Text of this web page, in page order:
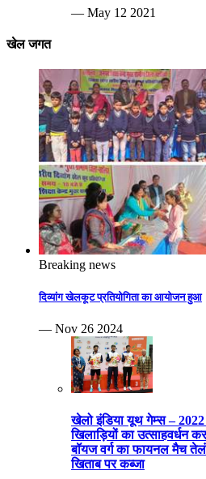
— May 12 2021
खेल जगत
Breaking news
दिव्यांग खेलकूट प्रतियोगिता का आयोजन हुआ
— Nov 26 2024
खेलो इंडिया यूथ गेम्स –
खिलाड़ियों का उत्साहवर्धन
बॉयज वर्ग का फायनल मैच
खिताब पर कब्जा